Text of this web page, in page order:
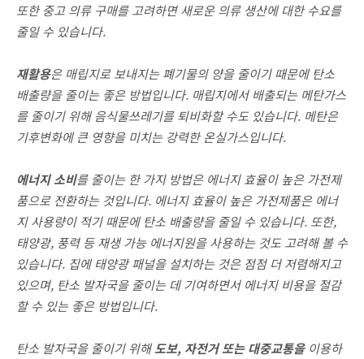
또한 중고 의류 구매를 고려하면 새로운 의류 생산에 대한 수요를
줄일 수 있습니다.
재활용은 매립지로 보내지는 폐기물의 양을 줄이기 때문에 탄소
배출량을 줄이는 좋은 방법입니다. 매립지에서 배출되는 메탄가스
를 줄이기 위해 음식물쓰레기를 퇴비화할 수도 있습니다. 메탄은
기후변화에 큰 영향을 미치는 강력한 온실가스입니다.
에너지 소비를 줄이는 한 가지 방법은 에너지 효율이 높은 가전제
품으로 전환하는 것입니다. 에너지 효율이 높은 가전제품은 에너
지 사용량이 적기 때문에 탄소 배출량을 줄일 수 있습니다. 또한,
태양광, 풍력 등 재생 가능 에너지원을 사용하는 것도 고려해 볼 수
있습니다. 집에 태양광 패널을 설치하는 것은 점점 더 저렴해지고
있으며, 탄소 발자국을 줄이는 데 기여하면서 에너지 비용을 절감
할 수 있는 좋은 방법입니다.
탄소 발자국을 줄이기 위해도보, 자전거 또는 대중교통을이용하